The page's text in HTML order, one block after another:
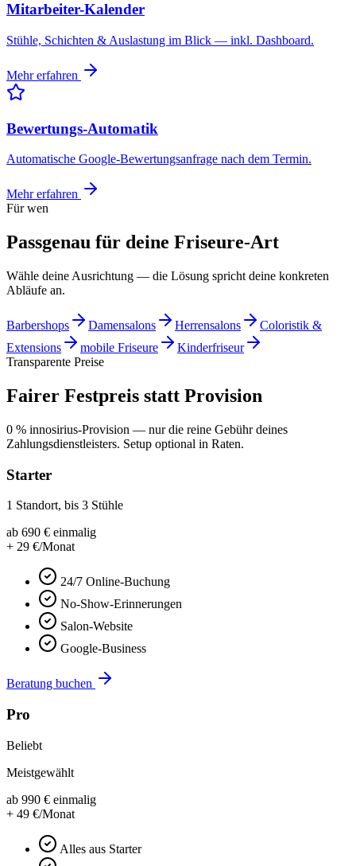
Mitarbeiter-Kalender
Stühle, Schichten & Auslastung im Blick — inkl. Dashboard.
Mehr erfahren
Bewertungs-Automatik
Automatische Google-Bewertungsanfrage nach dem Termin.
Mehr erfahren
Für wen
Passgenau für deine Friseure-Art
Wähle deine Ausrichtung — die Lösung spricht deine konkreten
Abläufe an.
Barbershops Damensalons Herrensalons
Coloristik &
Extensions
mobile Friseure
Kinderfriseur
Transparente Preise
Fairer Festpreis statt Provision
0 % innosirius-Provision — nur die reine Gebühr deines
Zahlungsdienstleisters. Setup optional in Raten.
Starter
1 Standort, bis 3 Stühle
ab 690 € einmalig
+ 29 €/Monat
24/7 Online-Buchung
No-Show-Erinnerungen
Salon-Website
Google-Business
Beratung buchen
Pro
Beliebt
Meistgewählt
ab 990 € einmalig
+ 49 €/Monat
Alles aus Starter